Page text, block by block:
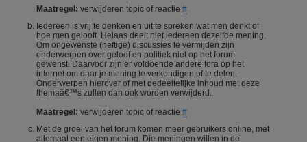
Maatregel: verwijderen topic of reactie #
Iedereen is vrij te denken en uit te spreken wat men denkt of
hoe men gelooft. Helaas deelt niet iedereen dezelfde mening.
Om ongewenste (heftige) discussies te vermijden zijn
onderwerpen over geloof en politiek niet op het forum
gewenst. Daarvoor zijn er voldoende andere fora op het
internet om daar je mening te verkondigen of te delen.
Onderwerpen hierover of met gedeeltelijke inhoud met deze
themaâ€™s zullen dan ook worden verwijderd.
Maatregel: verwijderen topic of reactie #
Met de groei van het forum komen meer gebruikers online, met
allemaal een eigen mening. Die meningen willen in de